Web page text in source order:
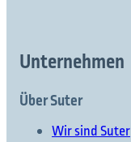
Unternehmen
Über Suter
Wir sind Suter